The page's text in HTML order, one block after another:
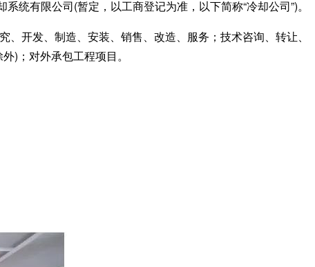
有限公司(暂定，以工商登记为准，以下简称“冷却公司”)。
开发、制造、安装、销售、改造、服务；技术咨询、转让、
)；对外承包工程项目。